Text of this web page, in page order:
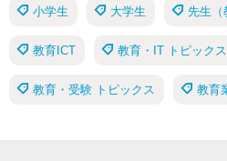
小学生 大学生 先生（
教育ICT 教育・IT トピックス
教育・受験 トピックス 教育